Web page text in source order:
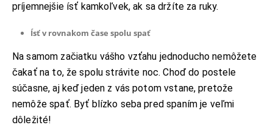
príjemnejšie ísť kamkoľvek, ak sa držíte za ruky.
Ísť v rovnakom čase spolu spať
Na samom začiatku vášho vzťahu jednoducho nemôžete
čakať na to, že spolu strávite noc. Choď do postele
súčasne, aj keď jeden z vás potom vstane, pretože
nemôže spať. Byť blízko seba pred spaním je veľmi
dôležité!